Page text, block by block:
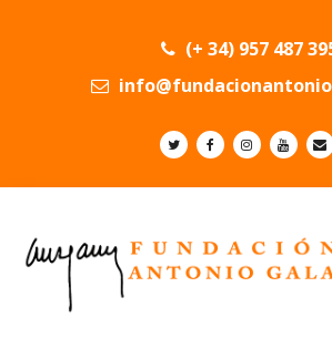
(+ 34) 957 487